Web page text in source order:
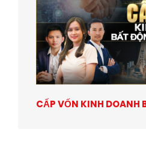
CẤP VỐN KINH DOANH